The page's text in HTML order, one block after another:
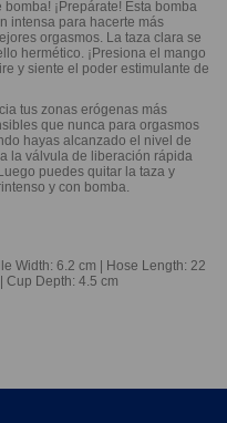
¡Prepárate! Esta bomba
intensa para hacerte más
orgasmos. La taza clara se
hermético. ¡Presiona el mango
y siente el poder estimulante de
tus zonas erógenas más
que nunca para orgasmos
hayas alcanzado el nivel de
la válvula de liberación rápida
puedes quitar la taza y
y con bomba.
Width: 6.2 cm | Hose Length: 22
Cup Depth: 4.5 cm